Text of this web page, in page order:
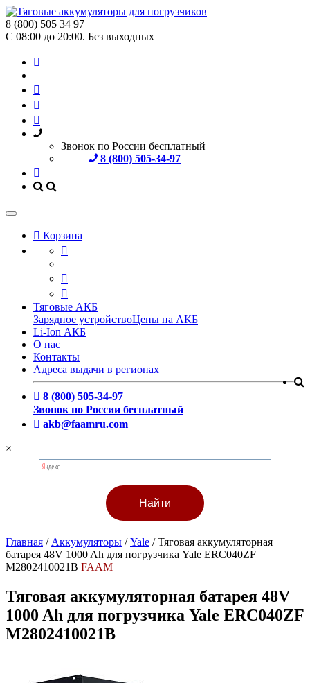
8 (800) 505 34 97
С 08:00 до 20:00. Без выходных
Звонок по России бесплатный
8 (800) 505-34-97
Корзина
Тяговые АКБ
Зарядное устройствоЦены на АКБ
Li-Ion АКБ
О нас
Контакты
Адреса выдачи в регионах
8 (800) 505-34-97
Звонок по России бесплатный
akb@faamru.com
×
Главная / Аккумуляторы /Yale /Тяговая аккумуляторная
батарея 48V 1000 Ah для погрузчика Yale ERC040ZF
M2802410021B FAAM
Тяговая аккумуляторная батарея 48V
1000 Ah для погрузчика Yale ERC040ZF
M2802410021B